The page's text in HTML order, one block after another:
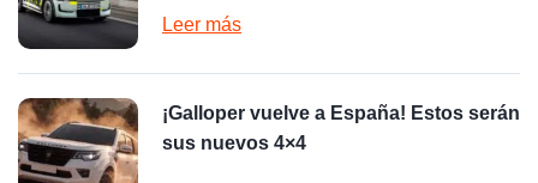
Leer más
¡Galloper vuelve a España! Estos serán
sus nuevos 4×4